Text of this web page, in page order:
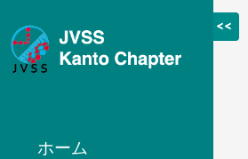
<<
ホーム